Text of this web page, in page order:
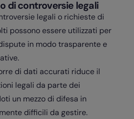
di controversie legali
legali o richieste di
possono essere utilizzati per
in modo trasparente e
di dati accurati riduce il
legali da parte dei
un mezzo di difesa in
difficili da gestire.